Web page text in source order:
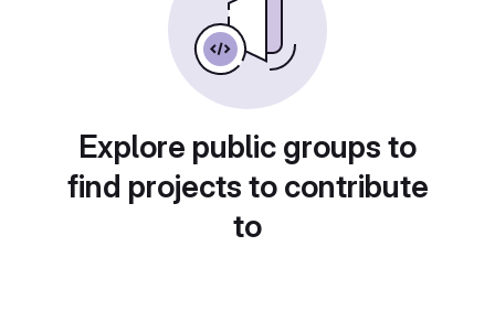
Explore public groups to
find projects to contribute
to